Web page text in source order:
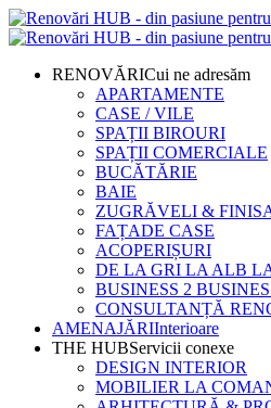
RENOVĂRICui ne adresăm
APARTAMENTE
CASE / VILE
SPAȚII BIROURI
SPAȚII COMERCIALE
BUCĂTĂRIE
BAIE
ZUGRĂVELI &
FAȚADE CASE
ACOPERIȘURI
DE LA GRI LA ALB
BUSINESS 2
CONSULTANȚĂ
AMENAJĂRIInterioare
THE HUBServicii conexe
DESIGN INTERIOR
MOBILIER LA